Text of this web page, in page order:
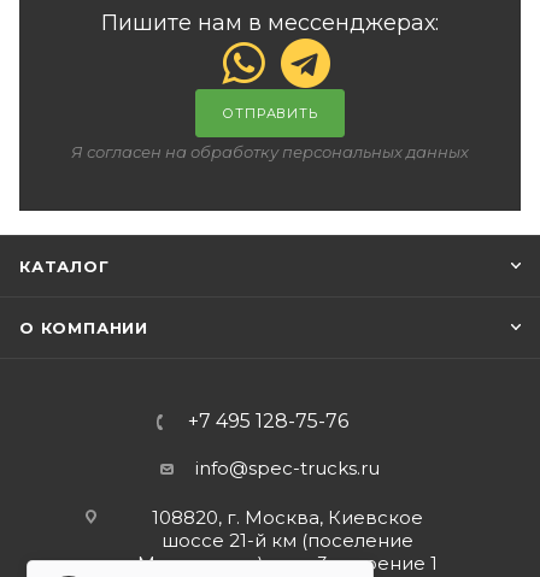
Пишите нам в мессенджерах:
ОТПРАВИТЬ
Я согласен на обработку персональных данных
КАТАЛОГ
О КОМПАНИИ
+7 495 128-75-76
info@spec-trucks.ru
108820, г. Москва, Киевское
шоссе 21-й км (поселение
Мосрентген), дом 3 строение 1